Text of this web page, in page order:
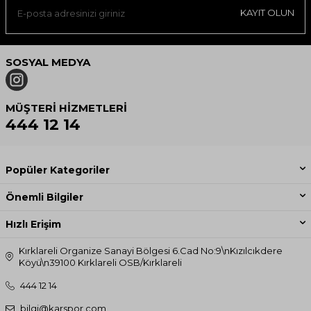
Tamburlu kurutma yapmayınız.
KAYIT OLUN
SOSYAL MEDYA
MÜŞTERI HIZMETLERI
444 12 14
Popüler Kategoriler
Önemli Bilgiler
Hızlı Erişim
Kırklareli Organize Sanayi Bölgesi 6.Cad No:9\nKızılcıkdere
Köyü\n39100 Kırklareli OSB/Kırklareli
444 12 14
bilgi@karspor.com